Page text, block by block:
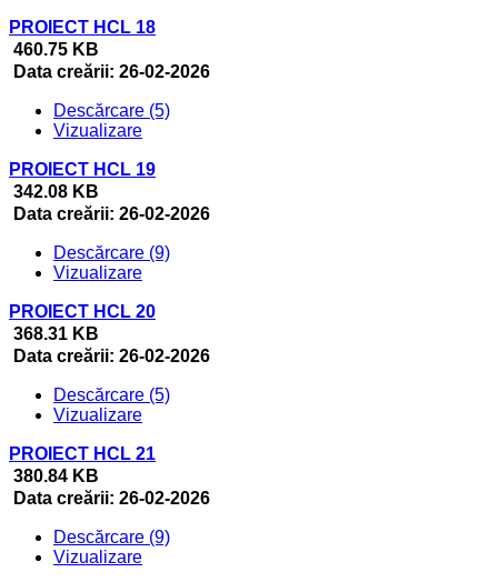
PROIECT HCL 18
460.75 KB
Data creării: 26-02-2026
Descărcare (5)
Vizualizare
PROIECT HCL 19
342.08 KB
Data creării: 26-02-2026
Descărcare (9)
Vizualizare
PROIECT HCL 20
368.31 KB
Data creării: 26-02-2026
Descărcare (5)
Vizualizare
PROIECT HCL 21
380.84 KB
Data creării: 26-02-2026
Descărcare (9)
Vizualizare